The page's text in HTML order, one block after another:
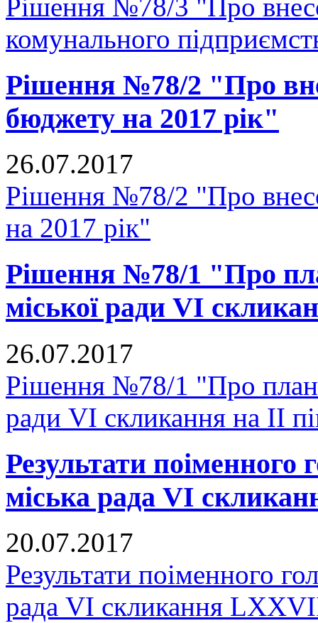
Рішення №78/3 "Про
комунального
Рішення №78/2 "Про
бюджету на 2017 рік"
26.07.2017
Рішення №78/2 "Про
на 2017 рік"
Рішення №78/1 "Про
міської ради VI
26.07.2017
Рішення №78/1 "Про план
ради VI скликання на II
Результати
міська рада VI
20.07.2017
Результати поіменного
рада VI скликання